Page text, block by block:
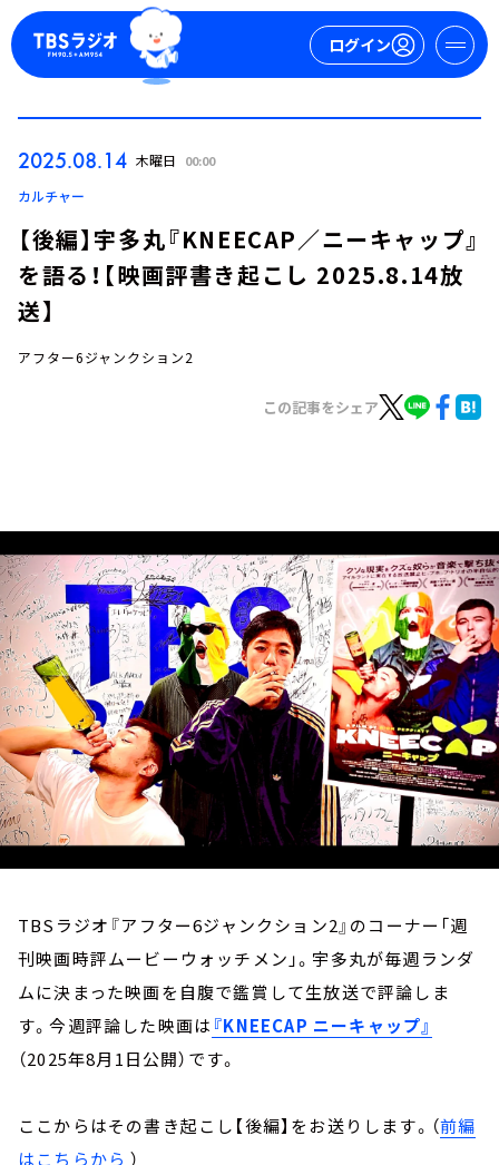
ログイン
イベント・グッズ
YouTube
会社情報
2025.08.14 木曜日 00:00
カルチャー
【後編】宇多丸『KNEECAP／ニーキャップ』
を語る！【映画評書き起こし 2025.8.14放
送】
アフター6ジャンクション2
この記事をシェア
TBSラジオ『アフター6ジャンクション2』のコーナー「週
刊映画時評ムービーウォッチメン」。宇多丸が毎週ランダ
ムに決まった映画を自腹で鑑賞して生放送で評論しま
す。今週評論した映画は 『KNEECAP ニーキャップ』
（2025年8月1日公開）です。
ここからはその書き起こし【後編】をお送りします。（前編
はこちらから ）